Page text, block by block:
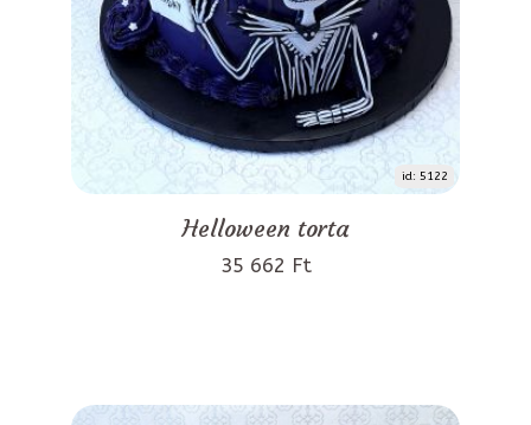
id: 5122
Helloween torta
35 662 Ft